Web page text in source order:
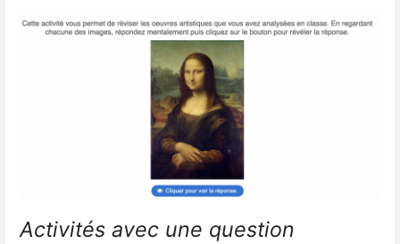
Activités avec une question